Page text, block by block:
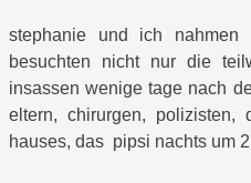
stephanie und ich
besuchten nicht nur die
insassen wenige tage nach
eltern, chirurgen, polizisten,
hauses, das pipsi nachts um